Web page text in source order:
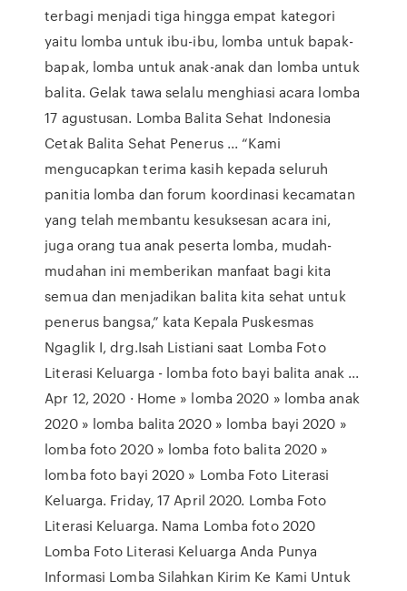
terbagi menjadi tiga hingga empat kategori
yaitu lomba untuk ibu-ibu, lomba untuk bapak-
bapak, lomba untuk anak-anak dan lomba untuk
balita. Gelak tawa selalu menghiasi acara lomba
17 agustusan. Lomba Balita Sehat Indonesia
Cetak Balita Sehat Penerus ... “Kami
mengucapkan terima kasih kepada seluruh
panitia lomba dan forum koordinasi kecamatan
yang telah membantu kesuksesan acara ini,
juga orang tua anak peserta lomba, mudah-
mudahan ini memberikan manfaat bagi kita
semua dan menjadikan balita kita sehat untuk
penerus bangsa,” kata Kepala Puskesmas
Ngaglik I, drg.Isah Listiani saat Lomba Foto
Literasi Keluarga - lomba foto bayi balita anak ...
Apr 12, 2020 · Home » lomba 2020 » lomba anak
2020 » lomba balita 2020 » lomba bayi 2020 »
lomba foto 2020 » lomba foto balita 2020 »
lomba foto bayi 2020 » Lomba Foto Literasi
Keluarga. Friday, 17 April 2020. Lomba Foto
Literasi Keluarga. Nama Lomba foto 2020
Lomba Foto Literasi Keluarga Anda Punya
Informasi Lomba Silahkan Kirim Ke Kami Untuk